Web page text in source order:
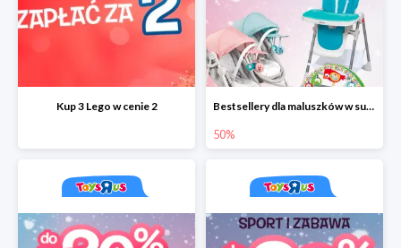
Kup 3 Lego w cenie 2 Bestsellery dla maluszków w supercenach do -50%
50%